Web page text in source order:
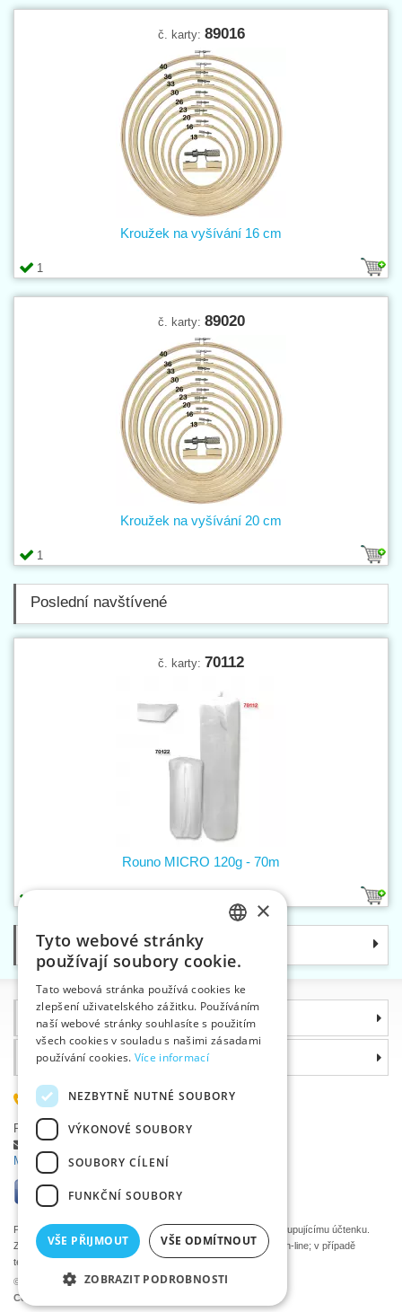
č. karty: 89016
1
Kroužek na vyšívání 16 cm
č. karty: 89020
1
Kroužek na vyšívání 20 cm
Poslední navštívené
č. karty: 70112
Rouno MICRO 120g - 70m
Kategorie
Informace
©2026 Velkoobchod textilní galanterie VTC a.s., Uničov
Ceny se zobrazí po přihlášení.
Proč si zvolit právě nás
585 051 217
Plzeňská 868, 783 91 Uničov, Česká republika
Položit dotaz
Máte problémy s přihlášením ?
Podle zákona o evidenci tržeb je prodávající povinen vystavit kupujícímu účtenku.
Zároveň je povinen zaevidovat přijatou tržbu u správce daně on-line; v případě
technického výpadku pak nejpozději do 48 hodin.
ENGLISH
GERMAN
×
Tyto webové stránky
používají soubory cookie.
Tato webová stránka používá cookies ke
zlepšení uživatelského zážitku. Používáním
naší webové stránky souhlasíte s použitím
všech cookies v souladu s našimi zásadami
používání cookies. Více informací
NEZBYTNĚ NUTNÉ SOUBORY
VÝKONOVÉ SOUBORY
SOUBORY CÍLENÍ
FUNKČNÍ SOUBORY
VŠE PŘIJMOUT VŠE ODMÍTNOUT
ZOBRAZIT PODROBNOSTI